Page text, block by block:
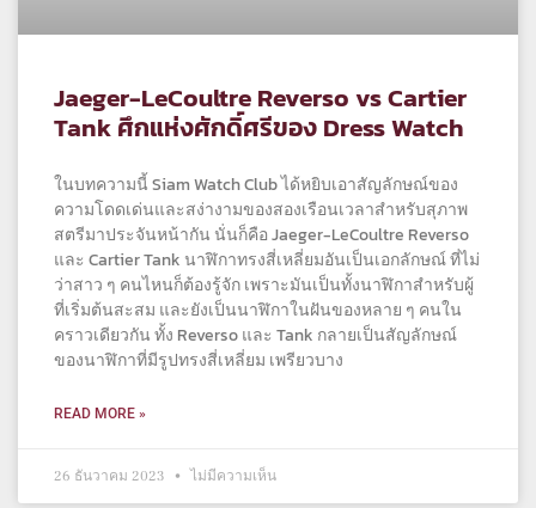
Jaeger-LeCoultre Reverso vs Cartier
Tank ศึกแห่งศักดิ์ศรีของ Dress Watch
ในบทความนี้ Siam Watch Club ได้หยิบเอาสัญลักษณ์ของ
ความโดดเด่นและสง่างามของสองเรือนเวลาสำหรับสุภาพ
สตรีมาประจันหน้ากัน นั่นก็คือ Jaeger-LeCoultre Reverso
และ Cartier Tank นาฬิกาทรงสี่เหลี่ยมอันเป็นเอกลักษณ์ ที่ไม่
ว่าสาว ๆ คนไหนก็ต้องรู้จัก เพราะมันเป็นทั้งนาฬิกาสำหรับผู้
ที่เริ่มต้นสะสม และยังเป็นนาฬิกาในฝันของหลาย ๆ คนใน
คราวเดียวกัน ทั้ง Reverso และ Tank กลายเป็นสัญลักษณ์
ของนาฬิกาที่มีรูปทรงสี่เหลี่ยม เพรียวบาง
READ MORE »
26 ธันวาคม 2023 ไม่มีความเห็น